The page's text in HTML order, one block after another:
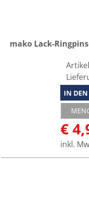
mako Lack-
IN
€
inkl.